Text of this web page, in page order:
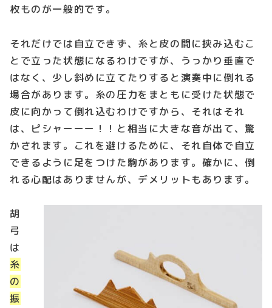
枚ものが一般的です。
それだけでは自立できず、糸と皮の間に挟み込むこ
とで立った状態になるわけですが、うっかり垂直で
はなく、少し斜めに立てたりすると演奏中に倒れる
場合があります。糸の圧力をまともに受けた状態で
皮に向かって倒れ込むわけですから、それはそれ
は、ピシャーーー！！と相当に大きな音が出て、驚
かされます。これを避けるために、それ自体で自立
できるように足をつけた駒があります。確かに、倒
れる心配はありませんが、デメリットもあります。
胡
弓
は
糸
の
振